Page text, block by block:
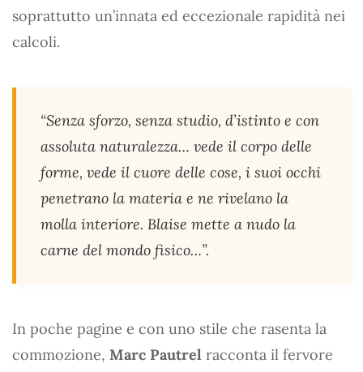
soprattutto un’innata ed eccezionale rapidità nei
calcoli.
“Senza sforzo, senza studio, d’istinto e con
assoluta naturalezza… vede il corpo delle
forme, vede il cuore delle cose, i suoi occhi
penetrano la materia e ne rivelano la
molla interiore. Blaise mette a nudo la
carne del mondo fisico…”.
In poche pagine e con uno stile che rasenta la
commozione, Marc Pautrel racconta il fervore